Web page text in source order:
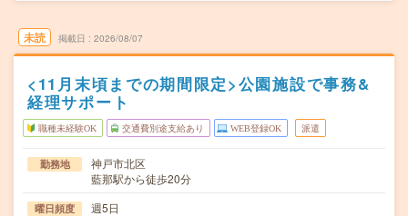
未読 掲載日 2026/08/07
<11月末頃までの期間限定>公園施設で事務&
経理サポート
職種未経験OK 交通費別途支給あり WEB登録OK 派遣
勤務地
神戸市北区
藍那駅から徒歩20分
曜日頻度 週5日